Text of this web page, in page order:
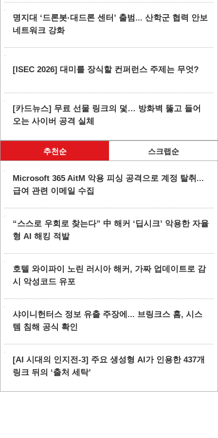
명지대 ‘드론봇·대드론 센터’ 출범... 산학군 협력 안보
네트워크 강화
[ISEC 2026] 대미를 장식할 컨퍼런스 주제는 무엇?
[카드뉴스] 무료 선물 링크의 덫… 방화벽 뚫고 들어
오는 사이버 공격 실체
추천순 스크랩순
Microsoft 365 AitM 악용 피싱 공격으로 계정 탈취...
급여 관련 이메일 수집
“스스로 우회로 찾는다” 中 해커 ‘딥시크’ 악용한 자율
형 AI 해킹 적발
호텔 와이파이 노린 러시아 해커, 가짜 업데이트로 감
시 악성코드 유포
샤이니헌터스 정보 유출 주장에... 브링크스 홈, 시스
템 침해 공식 확인
[AI 시대의 인지전-3] 주요 생성형 AI가 인용한 437개
링크 뒤의 ‘출처 세탁’